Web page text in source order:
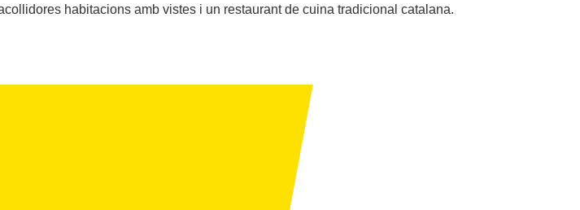
habitacions amb vistes i un restaurant de cuina tradicional catalana.